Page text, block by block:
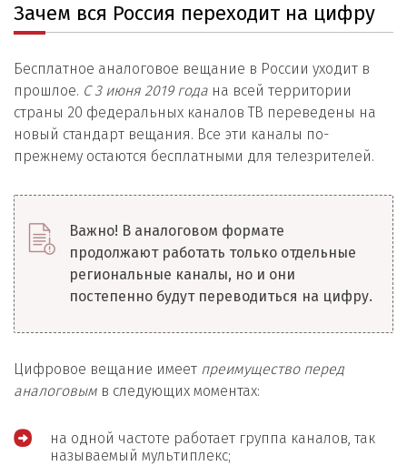
Зачем вся Россия переходит на цифру
Бесплатное аналоговое вещание в России уходит в
прошлое. С 3 июня 2019 года на всей территории
страны 20 федеральных каналов ТВ переведены на
новый стандарт вещания. Все эти каналы по-
прежнему остаются бесплатными для телезрителей.
Важно! В аналоговом формате
продолжают работать только отдельные
региональные каналы, но и они
постепенно будут переводиться на цифру.
Цифровое вещание имеет преимущество перед
аналоговым в следующих моментах:
на одной частоте работает группа каналов, так
называемый мультиплекс;